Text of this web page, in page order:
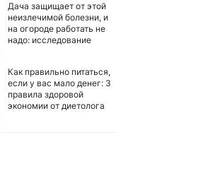
Дача защищает от этой
неизлечимой болезни, и
на огороде работать не
надо: исследование
Как правильно питаться,
если у вас мало денег: 3
правила здоровой
экономии от диетолога